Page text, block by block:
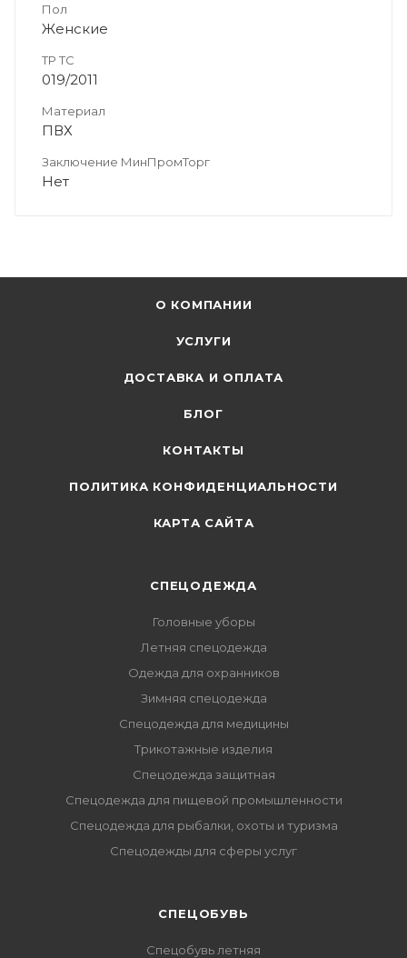
Пол
Женские
ТР ТС
019/2011
Материал
ПВХ
Заключение МинПромТорг
Нет
О КОМПАНИИ
УСЛУГИ
ДОСТАВКА И ОПЛАТА
БЛОГ
КОНТАКТЫ
ПОЛИТИКА КОНФИДЕНЦИАЛЬНОСТИ
КАРТА САЙТА
СПЕЦОДЕЖДА
Головные уборы
Летняя спецодежда
Одежда для охранников
Зимняя спецодежда
Спецодежда для медицины
Трикотажные изделия
Спецодежда защитная
Спецодежда для пищевой промышленности
Спецодежда для рыбалки, охоты и туризма
Спецодежды для сферы услуг
CПЕЦОБУВЬ
Спецобувь летняя